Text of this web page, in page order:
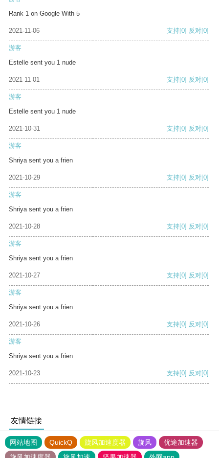
Rank 1 on Google With 5
2021-11-06 支持[0] 反对[0]
游客
Estelle sent you 1 nude
2021-11-01 支持[0] 反对[0]
游客
Estelle sent you 1 nude
2021-10-31 支持[0] 反对[0]
游客
Shriya sent you a frien
2021-10-29 支持[0] 反对[0]
游客
Shriya sent you a frien
2021-10-28 支持[0] 反对[0]
游客
Shriya sent you a frien
2021-10-27 支持[0] 反对[0]
游客
Shriya sent you a frien
2021-10-26 支持[0] 反对[0]
游客
Shriya sent you a frien
2021-10-23 支持[0] 反对[0]
友情链接
网站地图 QuickQ 旋风加速度器 旋风
优途加速器